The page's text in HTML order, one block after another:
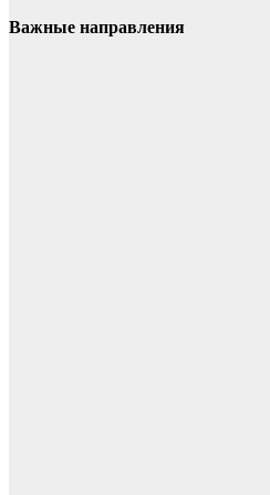
Важные направления